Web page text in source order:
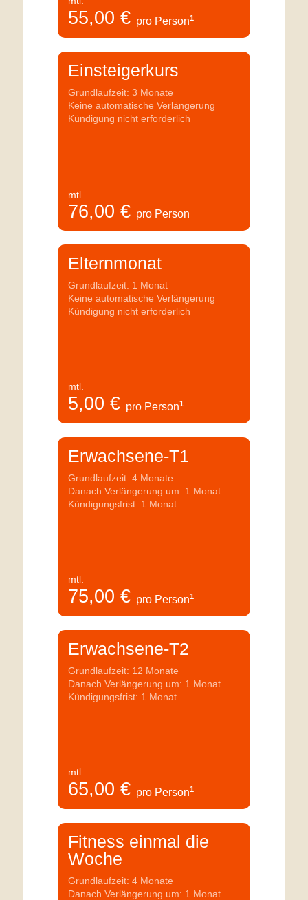
55,00 € pro Person1
Einsteigerkurs
Grundlaufzeit: 3 Monate
Keine automatische Verlängerung
Kündigung nicht erforderlich
mtl.
76,00 € pro Person
Elternmonat
Grundlaufzeit: 1 Monat
Keine automatische Verlängerung
Kündigung nicht erforderlich
mtl.
5,00 € pro Person1
Erwachsene-T1
Grundlaufzeit: 4 Monate
Danach Verlängerung um: 1 Monat
Kündigungsfrist: 1 Monat
mtl.
75,00 € pro Person1
Erwachsene-T2
Grundlaufzeit: 12 Monate
Danach Verlängerung um: 1 Monat
Kündigungsfrist: 1 Monat
mtl.
65,00 € pro Person1
Fitness einmal die
Woche
Grundlaufzeit: 4 Monate
Danach Verlängerung um: 1 Monat